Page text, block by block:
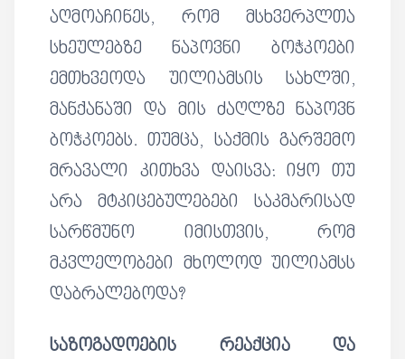
აღმოაჩინეს, რომ მსხვერპლთა
სხეულებზე ნაპოვნი ბოჭკოები
ემთხვეოდა უილიამსის სახლში,
მანქანაში და მის ძაღლზე ნაპოვნ
ბოჭკოებს. თუმცა, საქმის გარშემო
მრავალი კითხვა დაისვა: იყო თუ
არა მტკიცებულებები საკმარისად
სარწმუნო იმისთვის, რომ
მკვლელობები მხოლოდ უილიამსს
დაბრალებოდა?
საზოგადოების რეაქცია და